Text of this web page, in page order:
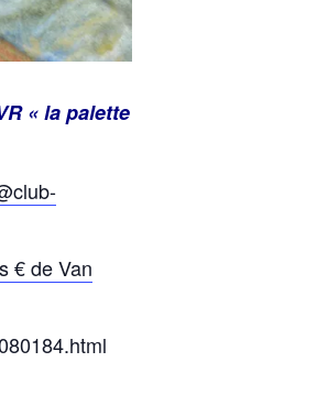
« la palette
de Van